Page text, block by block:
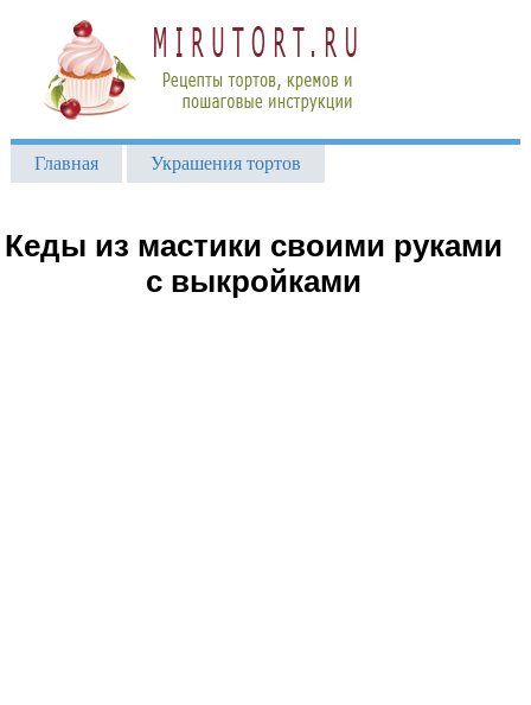
Главная Украшения тортов
Кеды из мастики своими руками
с выкройками